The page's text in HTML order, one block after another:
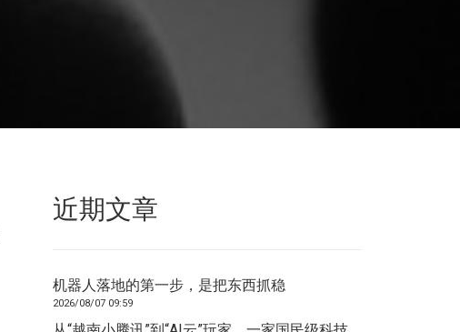
近期文章
机器人落地的第一步，是把东西抓稳
2026/08/07 09:59